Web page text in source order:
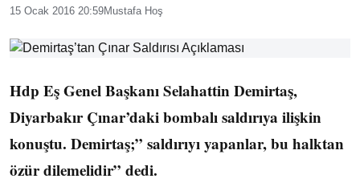
15 Ocak 2016 20:59Mustafa Hoş
Hdp Eş Genel Başkanı Selahattin Demirtaş,
Diyarbakır Çınar’daki bombalı saldırıya ilişkin
konuştu. Demirtaş;” saldırıyı yapanlar, bu halktan
özür dilemelidir” dedi.